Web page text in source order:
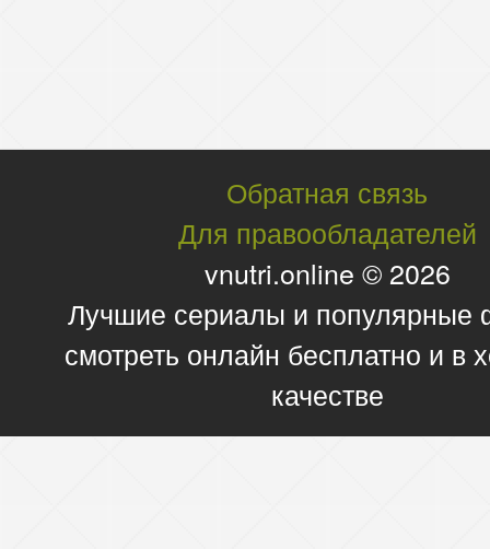
Обратная связь
Для правообладателей
vnutri.online © 2026
Лучшие сериалы и
смотреть онлайн бесплатно и в
качестве